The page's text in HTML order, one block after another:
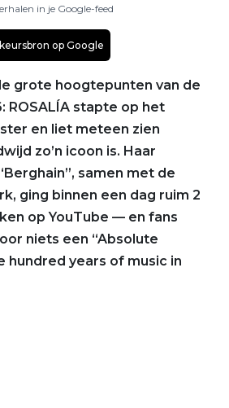
in je Google-feed
op Google
grote hoogtepunten van de
ROSALÍA stapte op het
en liet meteen zien
zo’n icoon is. Haar
samen met de
ging binnen een dag ruim 2
op YouTube — en fans
niets een “Absolute
hundred years of music in